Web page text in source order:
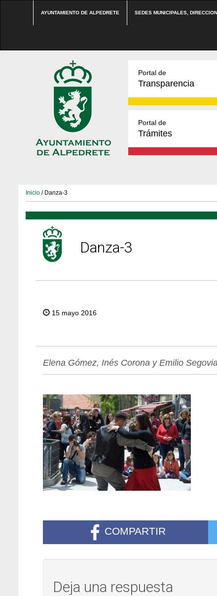
AYUNTAMIENTO DE ALPEDRETE SEDES MUNICIPALES,
Portal de
Transparencia
Portal de
Trámites
Inicio / Danza-3
Danza-3
15 mayo 2016
Elena Gómez, Inés Corona y Emilio
COMPARTIR
Deja una respuesta